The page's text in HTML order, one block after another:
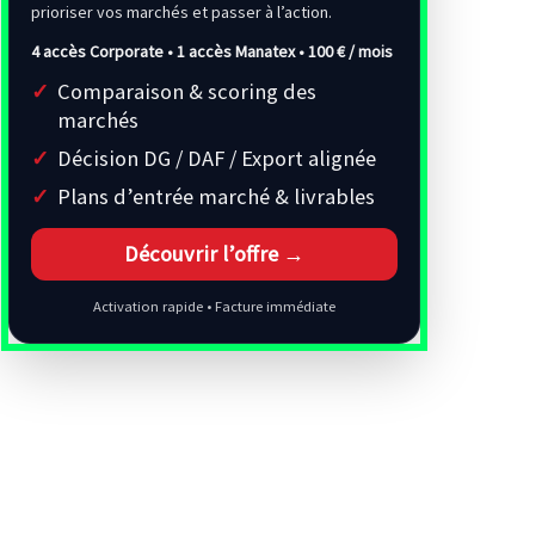
prioriser vos marchés et passer à l’action.
4 accès Corporate • 1 accès Manatex •100 € / mois
Comparaison & scoring des
marchés
Décision DG / DAF / Export alignée
Plans d’entrée marché & livrables
Découvrir l’offre →
Activation rapide • Facture immédiate